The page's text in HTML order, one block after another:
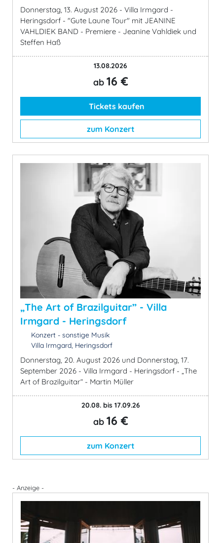
Donnerstag, 13. August 2026 - Villa Irmgard -
Heringsdorf - "Gute Laune Tour" mit JEANINE
VAHLDIEK BAND - Premiere - Jeanine Vahldiek und
Steffen Haß
13.08.2026
ab 16 €
Tickets kaufen
zum Konzert
„The Art of Brazilguitar” - Villa
Irmgard - Heringsdorf
Konzert - sonstige Musik
Villa Irmgard, Heringsdorf
Donnerstag, 20. August 2026 und Donnerstag, 17.
September 2026 - Villa Irmgard - Heringsdorf - „The
Art of Brazilguitar” - Martin Müller
20.08. bis 17.09.26
ab 16 €
zum Konzert
- Anzeige -